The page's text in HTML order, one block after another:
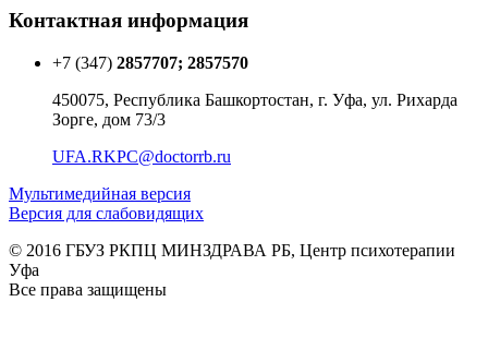
Контактная информация
+7 (347) 2857707; 2857570
450075, Республика Башкортостан, г. Уфа, ул. Рихарда
Зорге, дом 73/3
UFA.RKPC@doctorrb.ru
Мультимедийная версия
Версия для слабовидящих
© 2016 ГБУЗ РКПЦ МИНЗДРАВА РБ, Центр психотерапии
Уфа
Все права защищены